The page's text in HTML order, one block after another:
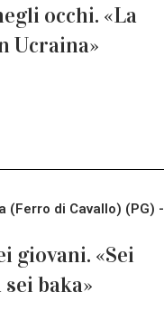
occhi. «La
Ucraina»
(Ferro di Cavallo) (PG) -
giovani. «Sei
baka»